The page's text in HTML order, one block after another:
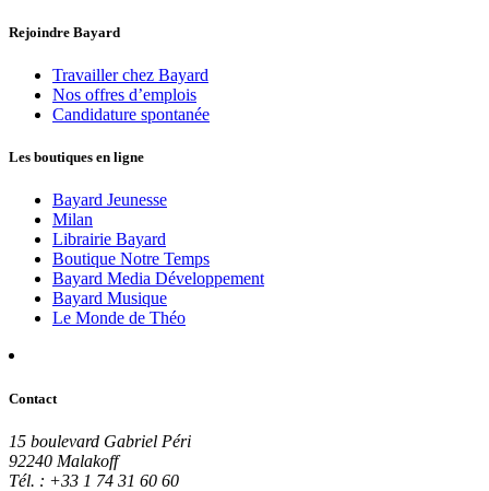
Rejoindre Bayard
Travailler chez Bayard
Nos offres d’emplois
Candidature spontanée
Les boutiques en ligne
Bayard Jeunesse
Milan
Librairie Bayard
Boutique Notre Temps
Bayard Media Développement
Bayard Musique
Le Monde de Théo
Contact
15 boulevard Gabriel Péri
92240 Malakoff
Tél. : +33 1 74 31 60 60